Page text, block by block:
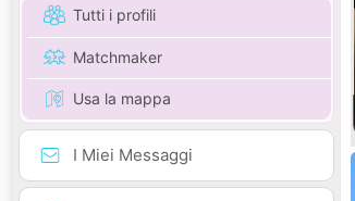
Tutti i profili
Matchmaker
Usa la mappa
I Miei Messaggi